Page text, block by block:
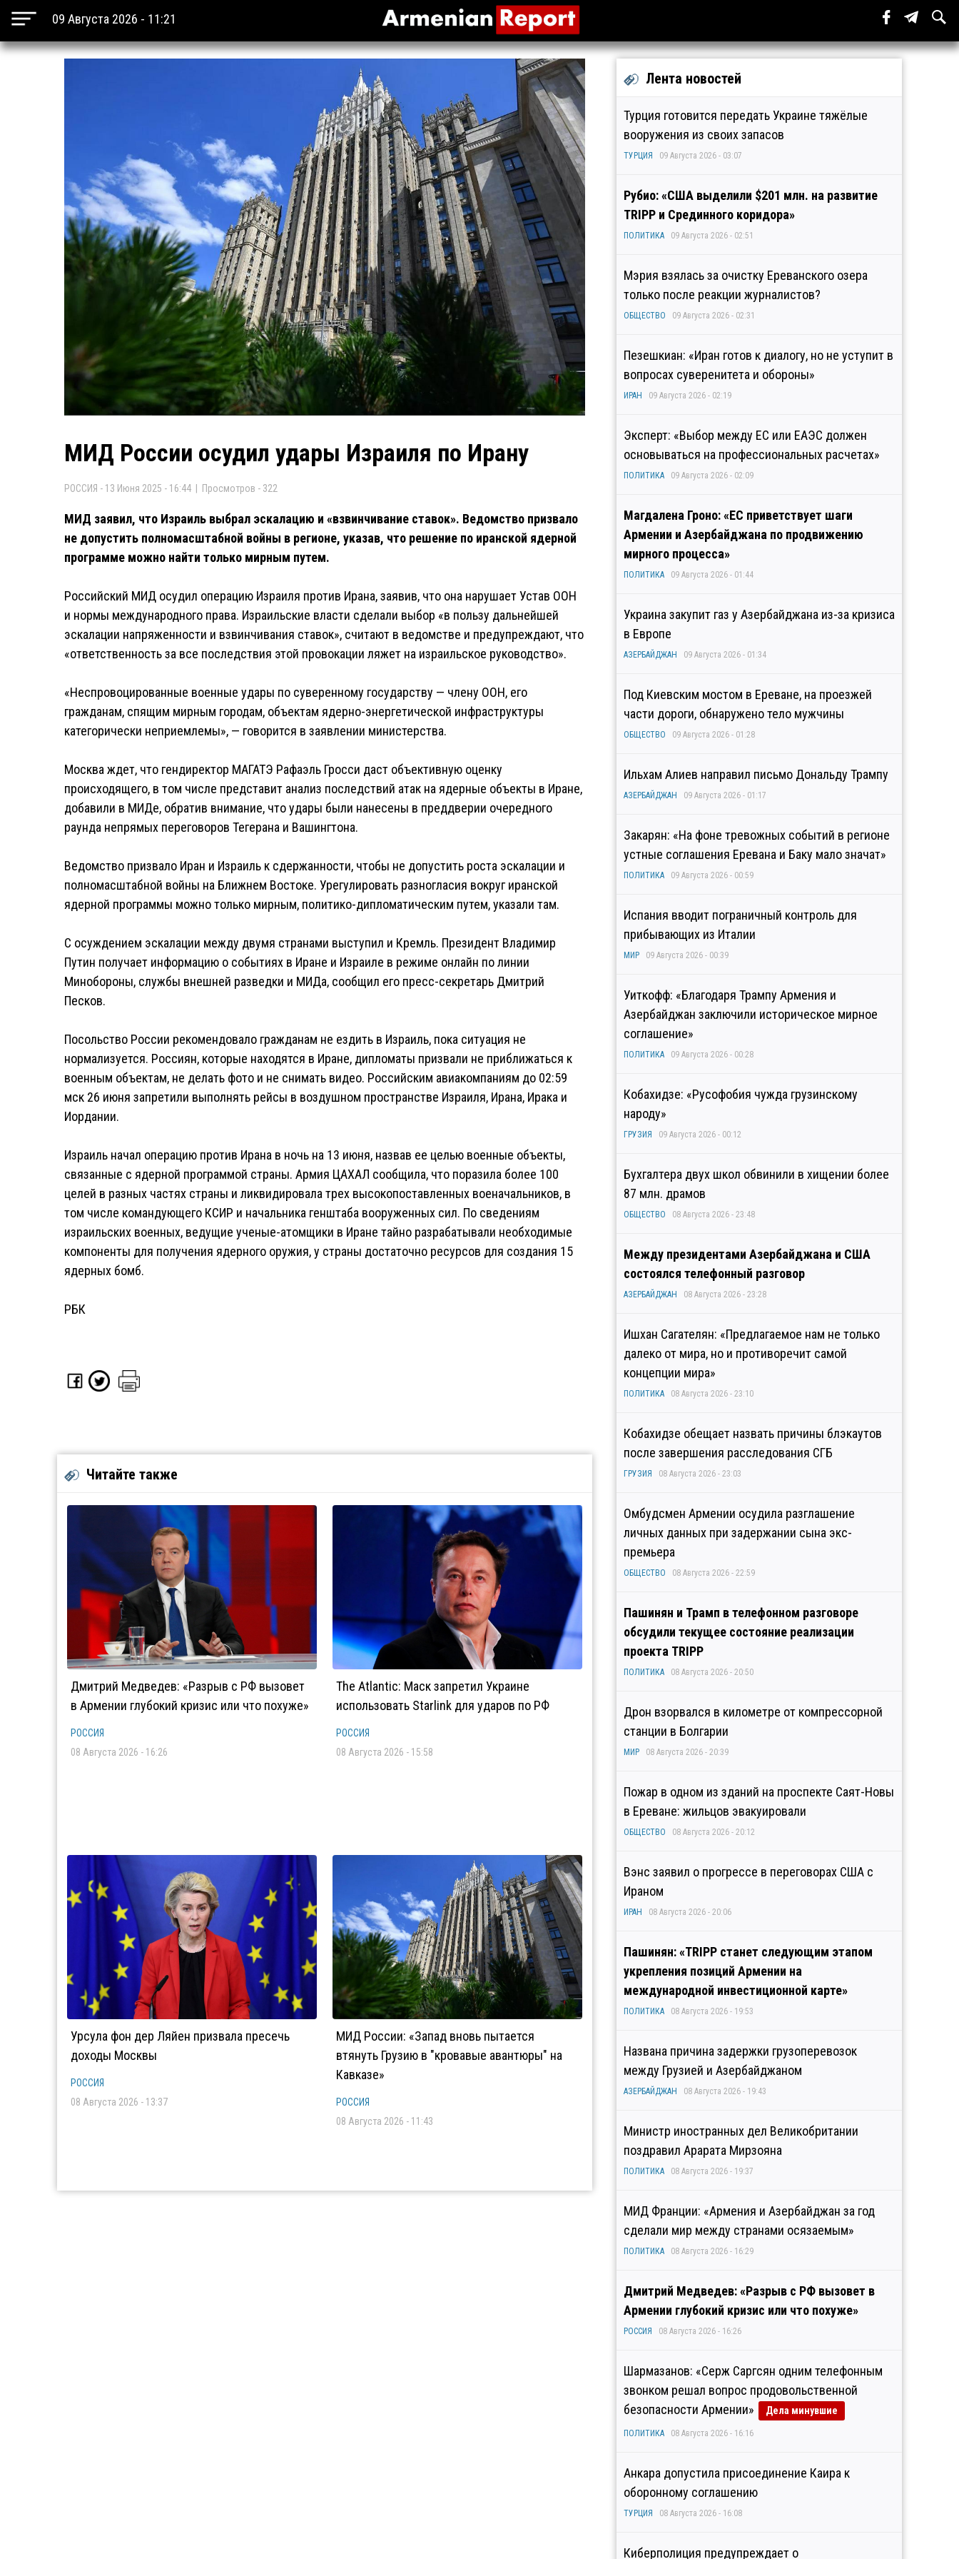
09 Августа 2026 - 11:21
МИД России осудил удары Израиля по Ирану
РОССИЯ - 13 Июня 2025 - 16:44 | Просмотров - 322
МИД заявил, что Израиль выбрал эскалацию и «взвинчивание ставок». Ведомство призвало
не допустить полномасштабной войны в регионе, указав, что решение по иранской ядерной
программе можно найти только мирным путем.
Российский МИД осудил операцию Израиля против Ирана, заявив, что она нарушает Устав ООН
и нормы международного права. Израильские власти сделали выбор «в пользу дальнейшей
эскалации напряженности и взвинчивания ставок», считают в ведомстве и предупреждают, что
«ответственность за все последствия этой провокации ляжет на израильское руководство».
«Неспровоцированные военные удары по суверенному государству — члену ООН, его
гражданам, спящим мирным городам, объектам ядерно-энергетической инфраструктуры
категорически неприемлемы», — говорится в заявлении министерства.
Москва ждет, что гендиректор МАГАТЭ Рафаэль Гросси даст объективную оценку
происходящего, в том числе представит анализ последствий атак на ядерные объекты в Иране,
добавили в МИДе, обратив внимание, что удары были нанесены в преддверии очередного
раунда непрямых переговоров Тегерана и Вашингтона.
Ведомство призвало Иран и Израиль к сдержанности, чтобы не допустить роста эскалации и
полномасштабной войны на Ближнем Востоке. Урегулировать разногласия вокруг иранской
ядерной программы можно только мирным, политико-дипломатическим путем, указали там.
С осуждением эскалации между двумя странами выступил и Кремль. Президент Владимир
Путин получает информацию о событиях в Иране и Израиле в режиме онлайн по линии
Минобороны, службы внешней разведки и МИДа, сообщил его пресс-секретарь Дмитрий
Песков.
Посольство России рекомендовало гражданам не ездить в Израиль, пока ситуация не
нормализуется. Россиян, которые находятся в Иране, дипломаты призвали не приближаться к
военным объектам, не делать фото и не снимать видео. Российским авиакомпаниям до 02:59
мск 26 июня запретили выполнять рейсы в воздушном пространстве Израиля, Ирана, Ирака и
Иордании.
Израиль начал операцию против Ирана в ночь на 13 июня, назвав ее целью военные объекты,
связанные с ядерной программой страны. Армия ЦАХАЛ сообщила, что поразила более 100
целей в разных частях страны и ликвидировала трех высокопоставленных военачальников, в
том числе командующего КСИР и начальника генштаба вооруженных сил. По сведениям
израильских военных, ведущие ученые-атомщики в Иране тайно разрабатывали необходимые
компоненты для получения ядерного оружия, у страны достаточно ресурсов для создания 15
ядерных бомб.
РБК
Читайте также
Дмитрий Медведев: «Разрыв с РФ вызовет
в Армении глубокий кризис или что похуже»
РОССИЯ
08 Августа 2026 - 16:26
The Atlantic: Маск запретил Украине
использовать Starlink для ударов по РФ
РОССИЯ
08 Августа 2026 - 15:58
Урсула фон дер Ляйен призвала пресечь
доходы Москвы
РОССИЯ
08 Августа 2026 - 13:37
МИД России: «Запад вновь пытается
втянуть Грузию в "кровавые авантюры" на
Кавказе»
РОССИЯ
08 Августа 2026 - 11:43
Лента новостей
Турция готовится передать Украине тяжёлые
вооружения из своих запасов
ТУРЦИЯ 09 Августа 2026 - 03:07
Рубио: «США выделили $201 млн. на развитие
TRIPP и Срединного коридора»
ПОЛИТИКА 09 Августа 2026 - 02:51
Мэрия взялась за очистку Ереванского озера
только после реакции журналистов?
ОБЩЕСТВО 09 Августа 2026 - 02:31
Пезешкиан: «Иран готов к диалогу, но не уступит в
вопросах суверенитета и обороны»
ИРАН 09 Августа 2026 - 02:19
Эксперт: «Выбор между ЕС или ЕАЭС должен
основываться на профессиональных расчетах»
ПОЛИТИКА 09 Августа 2026 - 02:09
Магдалена Гроно: «ЕС приветствует шаги
Армении и Азербайджана по продвижению
мирного процесса»
ПОЛИТИКА 09 Августа 2026 - 01:44
Украина закупит газ у Азербайджана из-за кризиса
в Европе
АЗЕРБАЙДЖАН 09 Августа 2026 - 01:34
Под Киевским мостом в Ереване, на проезжей
части дороги, обнаружено тело мужчины
ОБЩЕСТВО 09 Августа 2026 - 01:28
Ильхам Алиев направил письмо Дональду Трампу
АЗЕРБАЙДЖАН 09 Августа 2026 - 01:17
Закарян: «На фоне тревожных событий в регионе
устные соглашения Еревана и Баку мало значат»
ПОЛИТИКА 09 Августа 2026 - 00:59
Испания вводит пограничный контроль для
прибывающих из Италии
МИР 09 Августа 2026 - 00:39
Уиткофф: «Благодаря Трампу Армения и
Азербайджан заключили историческое мирное
соглашение»
ПОЛИТИКА 09 Августа 2026 - 00:28
Кобахидзе: «Русофобия чужда грузинскому
народу»
ГРУЗИЯ 09 Августа 2026 - 00:12
Бухгалтера двух школ обвинили в хищении более
87 млн. драмов
ОБЩЕСТВО 08 Августа 2026 - 23:48
Между президентами Азербайджана и США
состоялся телефонный разговор
АЗЕРБАЙДЖАН 08 Августа 2026 - 23:28
Ишхан Сагателян: «Предлагаемое нам не только
далеко от мира, но и противоречит самой
концепции мира»
ПОЛИТИКА 08 Августа 2026 - 23:10
Кобахидзе обещает назвать причины блэкаутов
после завершения расследования СГБ
ГРУЗИЯ 08 Августа 2026 - 23:03
Омбудсмен Армении осудила разглашение
личных данных при задержании сына экс-
премьера
ОБЩЕСТВО 08 Августа 2026 - 22:59
Пашинян и Трамп в телефонном разговоре
обсудили текущее состояние реализации
проекта TRIPP
ПОЛИТИКА 08 Августа 2026 - 20:50
Дрон взорвался в километре от компрессорной
станции в Болгарии
МИР 08 Августа 2026 - 20:39
Пожар в одном из зданий на проспекте Саят-Новы
в Ереване: жильцов эвакуировали
ОБЩЕСТВО 08 Августа 2026 - 20:12
Вэнс заявил о прогрессе в переговорах США с
Ираном
ИРАН 08 Августа 2026 - 20:06
Пашинян: «TRIPP станет следующим этапом
укрепления позиций Армении на
международной инвестиционной карте»
ПОЛИТИКА 08 Августа 2026 - 19:53
Названа причина задержки грузоперевозок
между Грузией и Азербайджаном
АЗЕРБАЙДЖАН 08 Августа 2026 - 19:43
Министр иностранных дел Великобритании
поздравил Арарата Мирзояна
ПОЛИТИКА 08 Августа 2026 - 19:37
МИД Франции: «Армения и Азербайджан за год
сделали мир между странами осязаемым»
ПОЛИТИКА 08 Августа 2026 - 16:29
Дмитрий Медведев: «Разрыв с РФ вызовет в
Армении глубокий кризис или что похуже»
РОССИЯ 08 Августа 2026 - 16:26
Шармазанов: «Серж Саргсян одним телефонным
звонком решал вопрос продовольственной
безопасности Армении»
Дела минувшие
ПОЛИТИКА 08 Августа 2026 - 16:16
Анкара допустила присоединение Каира к
оборонному соглашению
ТУРЦИЯ 08 Августа 2026 - 16:08
Киберполиция предупреждает о